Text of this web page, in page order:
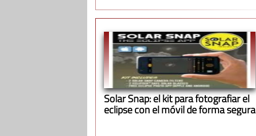
Solar Snap: el kit para fotografiar el
eclipse con el móvil de forma segura